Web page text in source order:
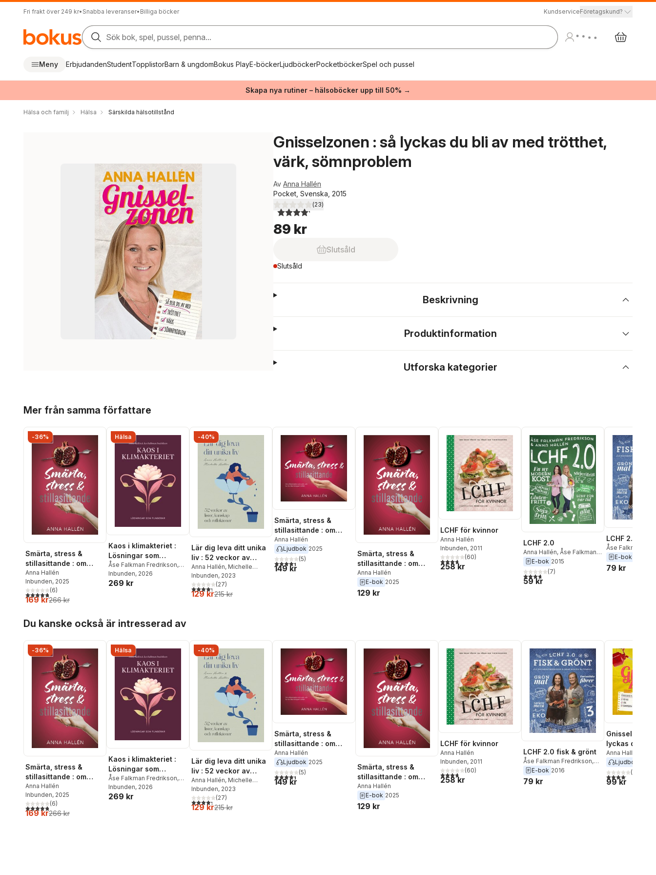
Fri frakt över 249 kr• Snabba leveranser• Billiga böcker KundserviceFöretagskund?
Sök bok, spel, pussel, penna...
Meny ErbjudandenStudentTopplistorBarn & ungdomBokus PlayE-böckerLjudböckerPocketböckerSpel och pussel
Skapa nya rutiner – hälsoböcker upp till 50% →
Hälsa och familj Hälsa Särskilda hälsotillstånd
Gnisselzonen : så lyckas du bli av med trötthet,
värk, sömnproblem
Av Anna Hallén
Pocket, Svenska, 2015
4,2utav 5 stjärnor. Totalt antal röster:
(23)
89 kr
Slutsåld
Slutsåld
Beskrivning
Produktinformation
Utforska kategorier
Mer från samma författare
-36%
Smärta, stress &
stillasittande : om
inflammation och värk,
och hur du läker
kroppen inifrån
Anna Hallén
Inbunden, 2025
4,8utav 5 stjärnor. Totalt antal röster:
(6)
169 kr266 kr
Hälsa
Kaos i klimakteriet :
Lösningar som
fungerar
Åse Falkman Fredrikson,
Anna Hallén
Inbunden, 2026
269 kr
-40%
Lär dig leva ditt unika
liv : 52 veckor av
listor, kunskap och
reflektioner
Anna Hallén, Michelle
Hallén
Inbunden, 2023
4,3utav 5 stjärnor. Totalt antal röster:
(27)
129 kr215 kr
Smärta, stress &
stillasittande : om
inflammation och värk,
och hur du läker
kroppen inifrån
Anna Hallén
Ljudbok 2025
4,4utav 5 stjärnor. Totalt antal röster:
(5)
149 kr
Smärta, stress &
stillasittande : om
inflammation och värk,
och hur du läker
kroppen inifrån
Anna Hallén
E-bok 2025
129 kr
LCHF för kvinnor
Anna Hallén
Inbunden, 2011
3,7utav 5 stjärnor. Totalt antal röster:
(60)
258 kr
LCHF 2.0
Anna Hallén, Åse Falkman
Fredrikson
E-bok 2015
3,7utav 5 stjärnor. Totalt antal röster:
(7)
59 kr
LCHF 2.0 fisk
Åse Falkman
Anna Hallén
E-bok
79 kr
Du kanske också är intresserad av
-36%
Smärta, stress &
stillasittande : om
inflammation och värk,
och hur du läker
kroppen inifrån
Anna Hallén
Inbunden, 2025
4,8utav 5 stjärnor. Totalt antal röster:
(6)
169 kr266 kr
Hälsa
Kaos i klimakteriet :
Lösningar som
fungerar
Åse Falkman Fredrikson,
Anna Hallén
Inbunden, 2026
269 kr
-40%
Lär dig leva ditt unika
liv : 52 veckor av
listor, kunskap och
reflektioner
Anna Hallén, Michelle
Hallén
Inbunden, 2023
4,3utav 5 stjärnor. Totalt antal röster:
(27)
129 kr215 kr
Smärta, stress &
stillasittande : om
inflammation och värk,
och hur du läker
kroppen inifrån
Anna Hallén
Ljudbok 2025
4,4utav 5 stjärnor. Totalt antal röster:
(5)
149 kr
Smärta, stress &
stillasittande : om
inflammation och värk,
och hur du läker
kroppen inifrån
Anna Hallén
E-bok 2025
129 kr
LCHF för kvinnor
Anna Hallén
Inbunden, 2011
3,7utav 5 stjärnor. Totalt antal röster:
(60)
258 kr
LCHF 2.0 fisk & grönt
Åse Falkman Fredrikson,
Anna Hallén
E-bok 2016
79 kr
Gnisselzonen
lyckas du bli
trötthet, värk
sömnproblem
Anna Hallén
Ljudbok
4,1utav 5(
99 kr